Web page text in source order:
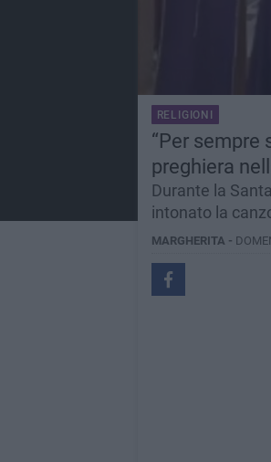
RELIGIONI
“Per sempre
preghiera
Durante la
intonato la
MARGHERITA -